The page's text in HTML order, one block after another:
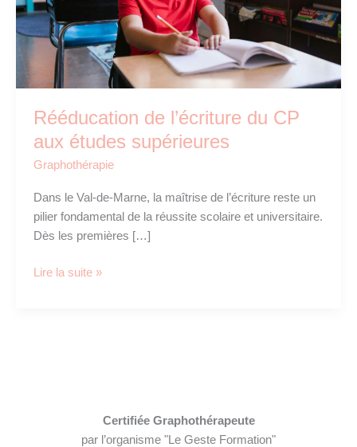
Rééducation de l’écriture du CP
aux études supérieures
Graphothérapie
Dans le Val-de-Marne, la maîtrise de l’écriture reste un
pilier fondamental de la réussite scolaire et universitaire.
Dès les premières […]
Rééducation
Lire la suite »
Certifiée Graphothérapeute
par l’organisme "Le Geste Formation"